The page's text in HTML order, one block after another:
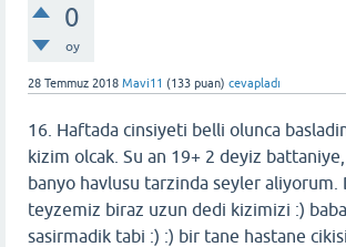
0
oy
28 Temmuz 2018 Mavi11 (133 puan) cevapladı
16. Haftada cinsiyeti belli olunca
kizim olcak. Su an 19+ 2 deyiz battaniye,
banyo havlusu tarzinda seyler aliyorum.
teyzemiz biraz uzun dedi kizimizi :)
sasirmadik tabi :) :) bir tane hastane